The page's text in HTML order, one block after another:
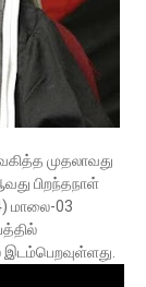
முதலாவது
பிறந்தநாள்
மாலை-03